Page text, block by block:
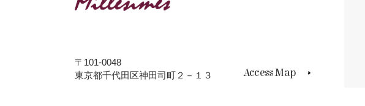
〒101-0048
東京都千代田区神田司町２－１３
Access Map